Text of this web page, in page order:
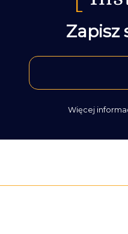
Zapisz
Więcej